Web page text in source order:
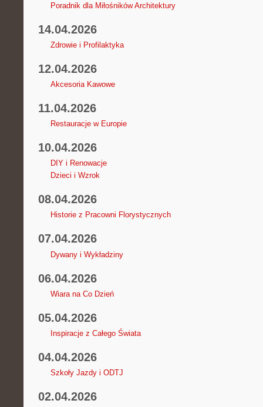
Poradnik dla Miłośników Architektury
14.04.2026
Zdrowie i Profilaktyka
12.04.2026
Akcesoria Kawowe
11.04.2026
Restauracje w Europie
10.04.2026
DIY i Renowacje
Dzieci i Wzrok
08.04.2026
Historie z Pracowni Florystycznych
07.04.2026
Dywany i Wykładziny
06.04.2026
Wiara na Co Dzień
05.04.2026
Inspiracje z Całego Świata
04.04.2026
Szkoły Jazdy i ODTJ
02.04.2026